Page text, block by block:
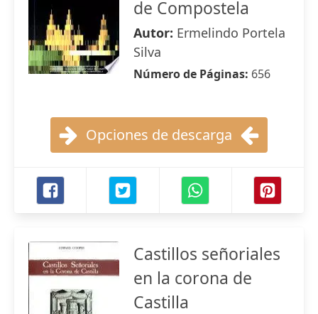
de Compostela
Autor: Ermelindo Portela
Silva
Número de Páginas: 656
Opciones de descarga
Castillos señoriales
en la corona de
Castilla